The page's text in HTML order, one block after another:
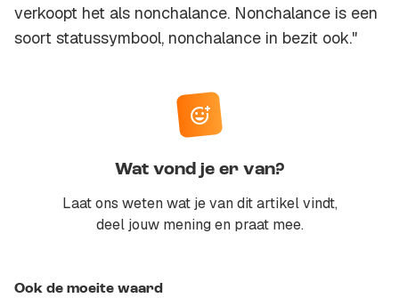
verkoopt het als nonchalance. Nonchalance is een
soort statussymbool, nonchalance in bezit ook."
Wat vond je er van?
Laat ons weten wat je van dit artikel vindt,
deel jouw mening en praat mee.
Ook de moeite waard